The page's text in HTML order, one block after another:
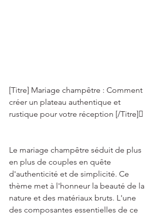
[Titre] Mariage champêtre : Comment
créer un plateau authentique et
rustique pour votre réception [/Titre]
Le mariage champêtre séduit de plus
en plus de couples en quête
d'authenticité et de simplicité. Ce
thème met à l'honneur la beauté de la
nature et des matériaux bruts. L'une
des composantes essentielles de ce